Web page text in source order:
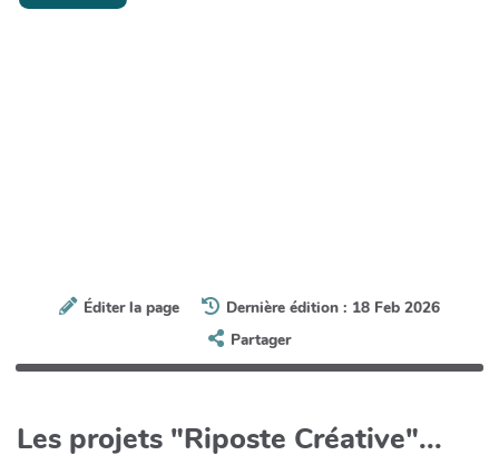
Éditer la page
Dernière édition : 18 Feb 2026
Partager
Les projets "Riposte Créative"...